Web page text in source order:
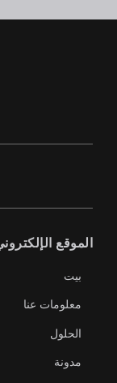
الموقع
بيت
معلومات عنا
الحلول
مدونة